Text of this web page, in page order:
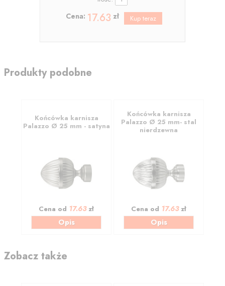
Cena: 17.63 zł
Produkty podobne
Końcówka karnisza
Palazzo Ø 25 mm - satyna
Cena od 17.63zł
Opis
Końcówka karnisza
Palazzo Ø 25 mm- stal
nierdzewna
Cena od 17.63zł
Opis
Zobacz także